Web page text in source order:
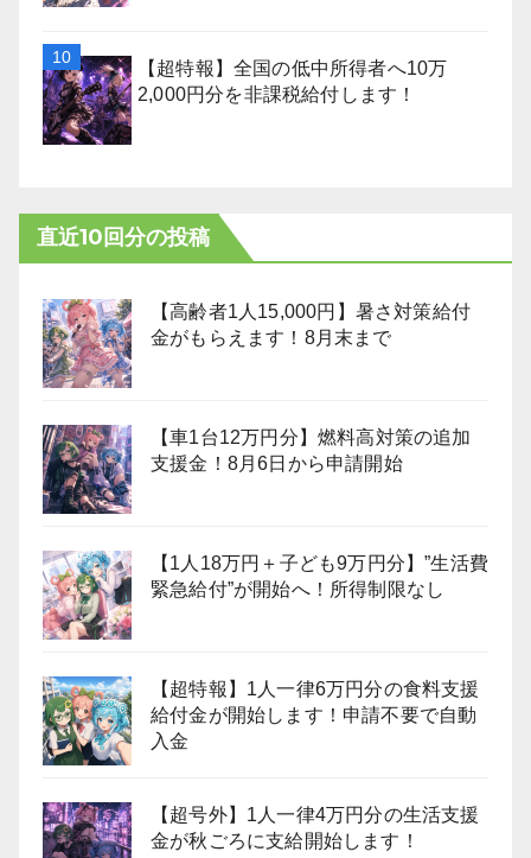
【超特報】全国の低中所得者へ10万
2,000円分を非課税給付します！
直近10回分の投稿
【高齢者1人15,000円】暑さ対策給付
金がもらえます！8月末まで
【車1台12万円分】燃料高対策の追加
支援金！8月6日から申請開始
【1人18万円＋子ども9万円分】”生活費
緊急給付”が開始へ！所得制限なし
【超特報】1人一律6万円分の食料支援
給付金が開始します！申請不要で自動
入金
【超号外】1人一律4万円分の生活支援
金が秋ごろに支給開始します！